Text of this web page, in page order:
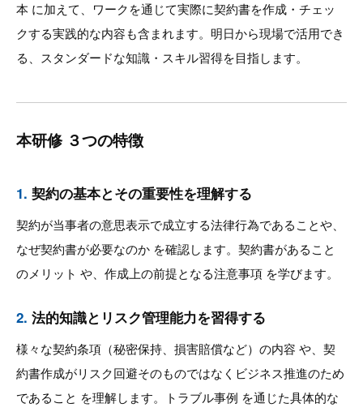
本 に加えて、ワークを通じて実際に契約書を作成・チェッ
クする実践的な内容も含まれます。明日から現場で活用でき
る、スタンダードな知識・スキル習得を目指します。
本研修 ３つの特徴
1. 契約の基本とその重要性を理解する
契約が当事者の意思表示で成立する法律行為であることや、
なぜ契約書が必要なのか を確認します。契約書があること
のメリット や、作成上の前提となる注意事項 を学びます。
2. 法的知識とリスク管理能力を習得する
様々な契約条項（秘密保持、損害賠償など）の内容 や、契
約書作成がリスク回避そのものではなくビジネス推進のため
であること を理解します。トラブル事例 を通じた具体的な